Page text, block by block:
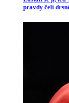
pravdy čelí